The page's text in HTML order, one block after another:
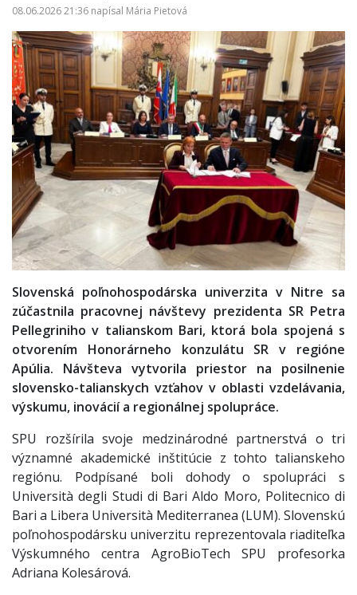
08.06.2026 21:36 napísal Mária Pietová
Slovenská poľnohospodárska univerzita v Nitre sa
zúčastnila pracovnej návštevy prezidenta SR Petra
Pellegriniho v talianskom Bari, ktorá bola spojená s
otvorením Honorárneho konzulátu SR v regióne
Apúlia. Návšteva vytvorila priestor na posilnenie
slovensko-talianskych vzťahov v oblasti vzdelávania,
výskumu, inovácií a regionálnej spolupráce.
SPU rozšírila svoje medzinárodné partnerstvá o tri
významné akademické inštitúcie z tohto talianskeho
regiónu. Podpísané boli dohody o spolupráci s
Università degli Studi di Bari Aldo Moro, Politecnico di
Bari a Libera Università Mediterranea (LUM). Slovenskú
poľnohospodársku univerzitu reprezentovala riaditeľka
Výskumného centra AgroBioTech SPU profesorka
Adriana Kolesárová.